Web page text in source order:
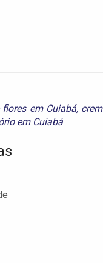
flores em Cuiabá,
em Cuiabá